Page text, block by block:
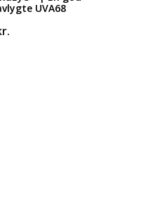
UVA68